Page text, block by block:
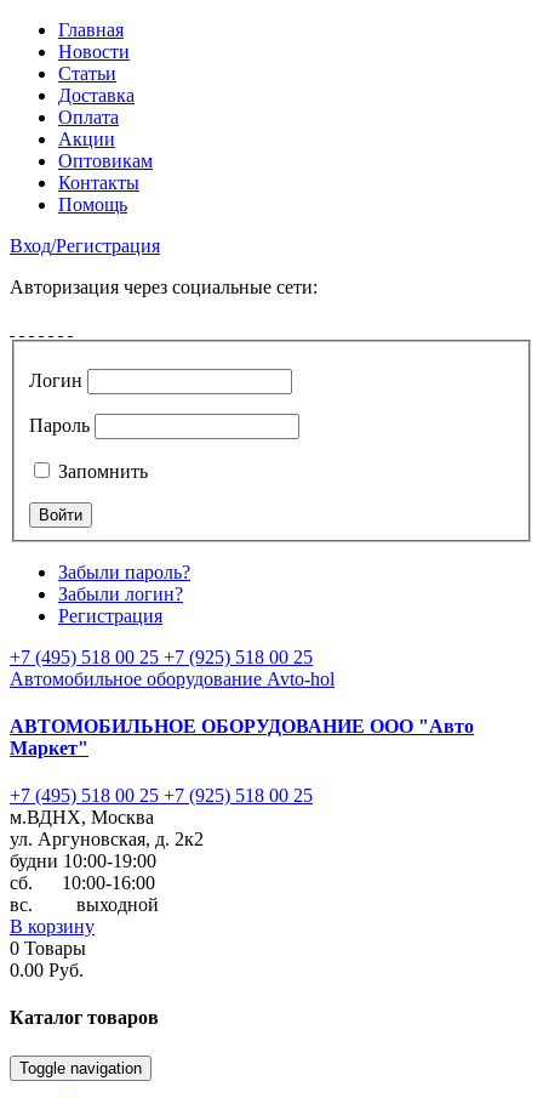
Главная
Новости
Статьи
Доставка
Оплата
Акции
Оптовикам
Контакты
Помощь
Вход/Регистрация
Авторизация через социальные сети:
Логин
Пароль
Запомнить
Забыли пароль?
Забыли логин?
Регистрация
+7 (495) 518 00 25 +7 (925) 518 00 25
Автомобильное оборудование Avto-hol
АВТОМОБИЛЬНОЕ ОБОРУДОВАНИЕ ООО "Авто
Маркет"
+7 (495) 518 00 25 +7 (925) 518 00 25
м.ВДНХ, Москва
ул. Аргуновская, д. 2к2
будни 10:00-19:00
cб. 10:00-16:00
вс. выходной
В корзину
0 Товары
0.00 Руб.
Каталог товаров
Toggle navigation